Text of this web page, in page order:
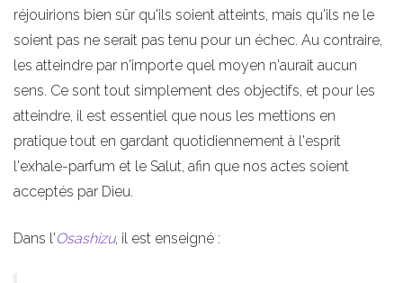
réjouirions bien sûr qu'ils soient atteints, mais qu'ils ne le
soient pas ne serait pas tenu pour un échec. Au contraire,
les atteindre par n'importe quel moyen n'aurait aucun
sens. Ce sont tout simplement des objectifs, et pour les
atteindre, il est essentiel que nous les mettions en
pratique tout en gardant quotidiennement à l'esprit
l'exhale-parfum et le Salut, afin que nos actes soient
acceptés par Dieu.
Dans l'Osashizu, il est enseigné :